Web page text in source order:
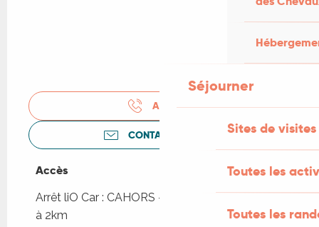
Séjourner
Sites de visites
Toutes les
Toutes les
APPELER
CONTACTEZ-NOUS
Accès
Accès
Arrêt liO Car : CAHORS - Cité scol. Terre Rouge
à 2km